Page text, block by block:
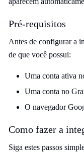
Pré-requisitos
Antes de configurar a
de que você possui:
Uma conta ativa
Uma conta no
O navegador
Como fazer a
Siga estes passos